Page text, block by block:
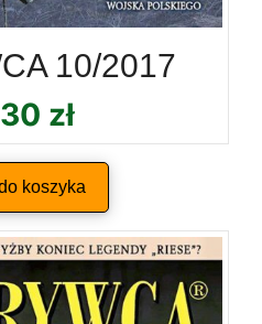
10/2017
zł
koszyka